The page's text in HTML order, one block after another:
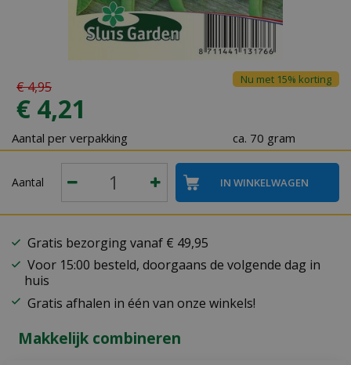
€4,95
€ 4,21
Nu met 15% korting
Aantal per verpakking ca. 70 gram
Aantal
Gratis bezorging vanaf € 49,95
Voor 15:00 besteld, doorgaans de volgende dag in
huis
Gratis afhalen in één van onze winkels!
Makkelijk combineren